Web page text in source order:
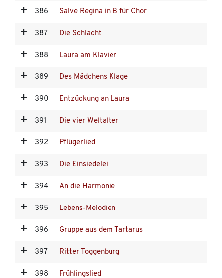
386 Salve Regina in B für Chor
387 Die Schlacht
388 Laura am Klavier
389 Des Mädchens Klage
390 Entzückung an Laura
391 Die vier Weltalter
392 Pflügerlied
393 Die Einsiedelei
394 An die Harmonie
395 Lebens-Melodien
396 Gruppe aus dem Tartarus
397 Ritter Toggenburg
398 Frühlingslied